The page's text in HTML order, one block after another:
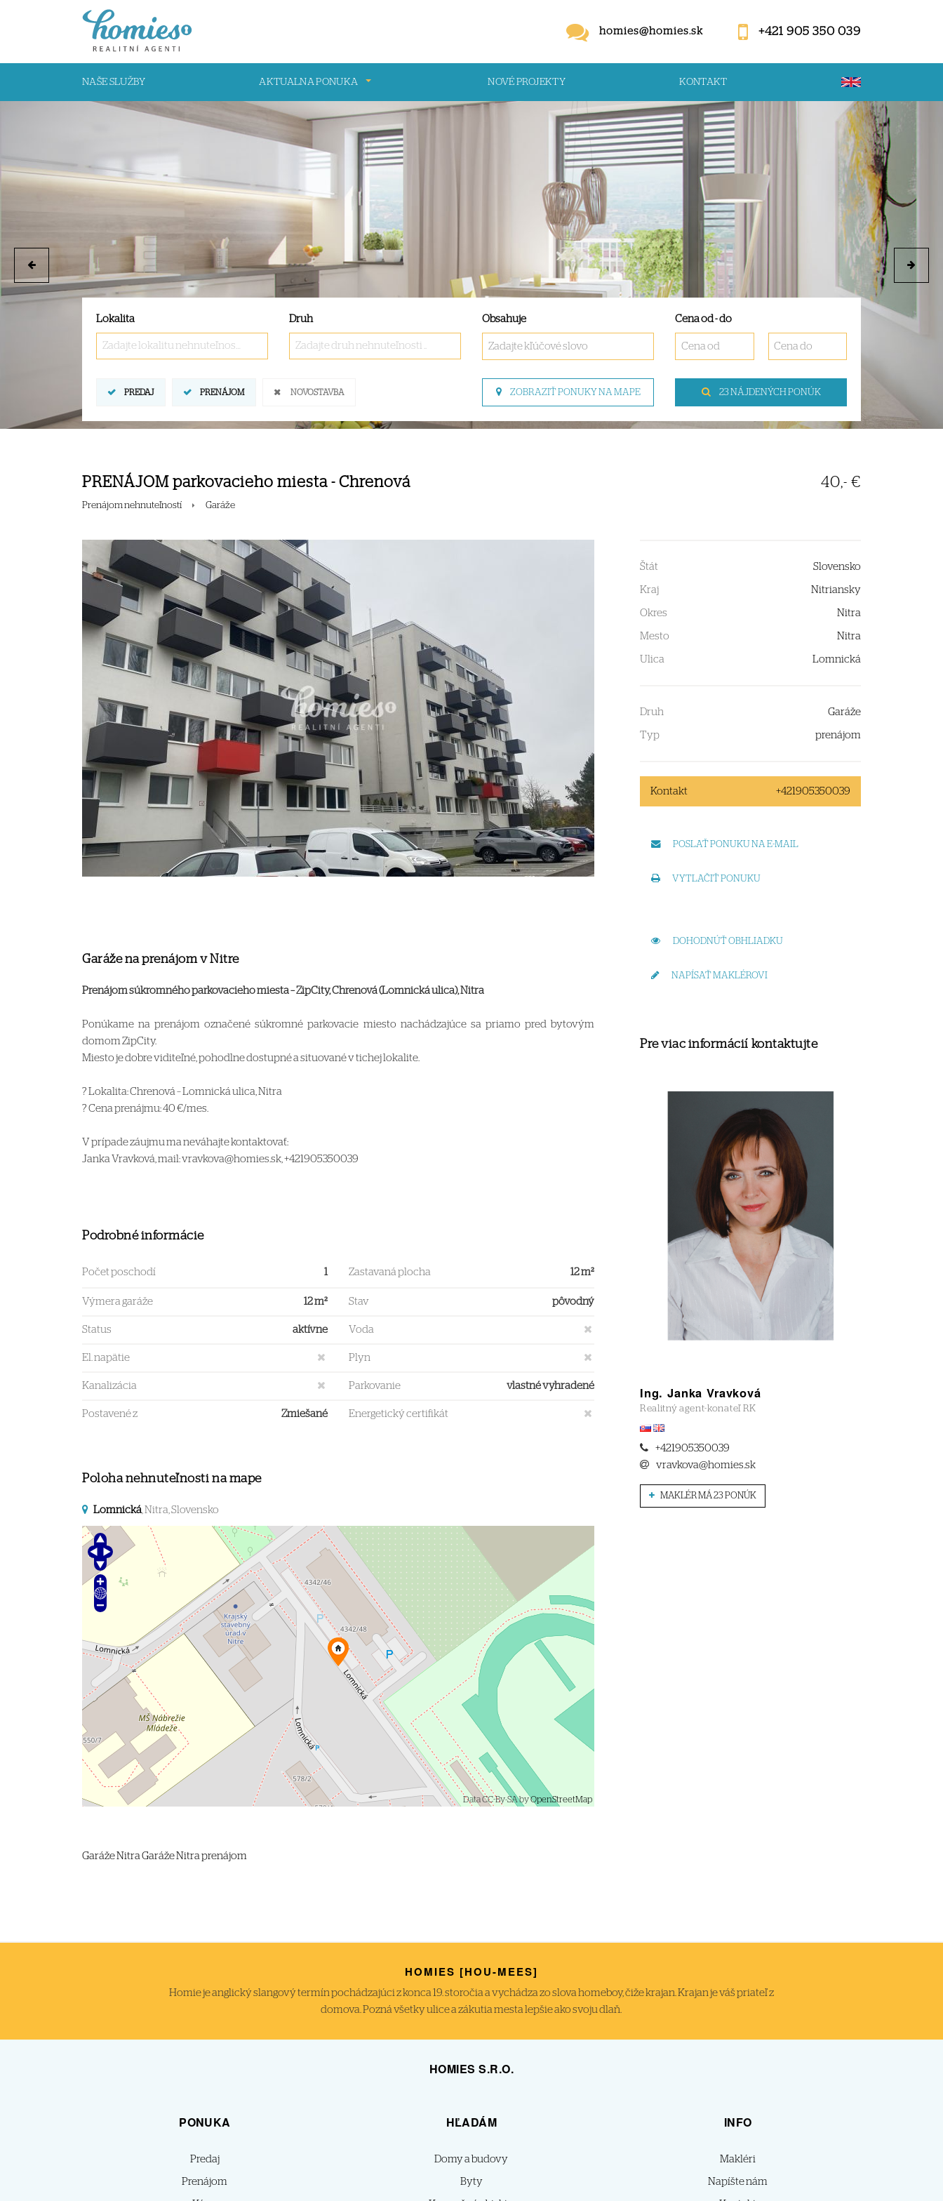
+421 905 350 039
homies@homies.sk
NAŠE SLUŽBY AKTUALNA PONUKA NOVÉ PROJEKTY KONTAKT
Lokalita
Zadajte lokalitu nehnuteľnosti ..
Druh
Zadajte druh nehnuteľnosti ..
Obsahuje Cena od - do
PREDAJ PRENÁJOM NOVOSTAVBA ZOBRAZIŤ PONUKY NA MAPE 23 NÁJDENÝCH PONÚK
PRENÁJOM parkovacieho miesta - Chrenová 40,- €
Prenájom nehnuteľností Garáže
Garáže na prenájom v Nitre
Prenájom súkromného parkovacieho miesta – ZipCity, Chrenová (Lomnická ulica), Nitra
Ponúkame na prenájom označené súkromné parkovacie miesto nachádzajúce sa priamo pred bytovým
domom ZipCity.
Miesto je dobre viditeľné, pohodlne dostupné a situované v tichej lokalite.
? Lokalita: Chrenová – Lomnická ulica, Nitra
? Cena prenájmu: 40 €/mes.
V prípade záujmu ma neváhajte kontaktovať:
Janka Vravková, mail: vravkova@homies.sk, +421905350039
Podrobné informácie
Počet poschodí 1 Zastavaná plocha 12 m²
Výmera garáže 12 m² Stav pôvodný
Status aktívne Voda
El. napätie Plyn
Kanalizácia Parkovanie vlastné vyhradené
Postavené z Zmiešané Energetický certifikát
Poloha nehnuteľnosti na mape
Lomnická, Nitra, Slovensko
Data CC-By-SA byOpenStreetMap
GarážeNitraGaráže Nitra prenájom
Štát Slovensko
Kraj Nitriansky
Okres Nitra
Mesto Nitra
Ulica Lomnická
Druh Garáže
Typ prenájom
Kontakt +421905350039
POSLAŤ PONUKU NA E-MAIL
VYTLAČIŤ PONUKU
DOHODNÚŤ OBHLIADKU
NAPÍSAŤ MAKLÉROVI
Pre viac informácií kontaktujte
Ing. Janka Vravková
Realitný agent-konateľ RK
+421905350039
vravkova@homies.sk
MAKLÉR MÁ 23 PONÚK
HOMIES [HOU-MEES]
Homie je anglický slangový termín pochádzajúci z konca 19. storočia a vychádza zo slova homeboy, čiže krajan. Krajan je váš priateľ z
domova. Pozná všetky ulice a zákutia mesta lepšie ako svoju dlaň.
HOMIES S.R.O.
PONUKA
Predaj
Prenájom
HĽADÁM
Domy a budovy
Byty
INFO
Makléri
Napíšte nám